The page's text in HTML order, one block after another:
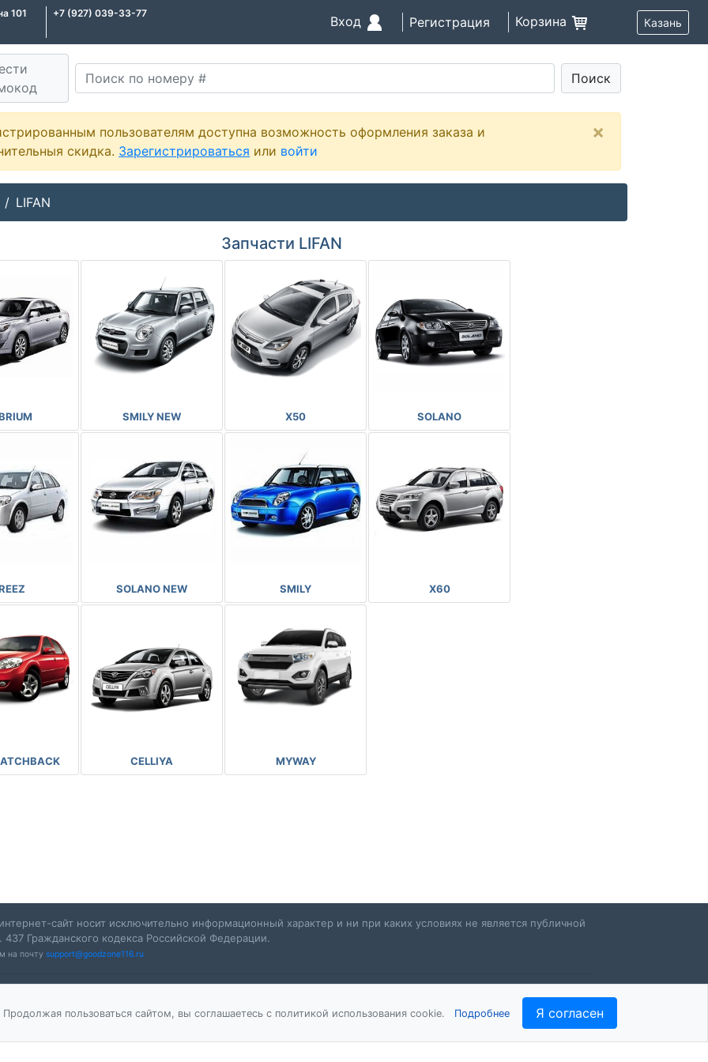
101 +7 (927) 039-33-77
Вход Регистрация Корзина Казань
Поиск
пользователям доступна возможность оформления заказа и
скидка. Зарегистрироваться или войти
×
LIFAN
Запчасти LIFAN
SMILY NEW X50 SOLANO
SOLANO NEW SMILY X60
CELLIYA MYWAY
сайт носит исключительно информационный характер и ни при каких условиях не является публичной
Гражданского кодекса Российской Федерации.
на почту support@goodzone116.ru
пользоваться сайтом, вы соглашаетесь с политикой использования cookie. Подробнее Я согласен